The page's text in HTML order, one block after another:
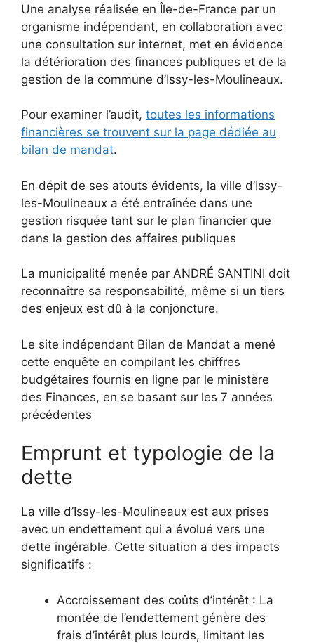
Une analyse réalisée en Île-de-France par un
organisme indépendant, en collaboration avec
une consultation sur internet, met en évidence
la détérioration des finances publiques et de la
gestion de la commune d’Issy-les-Moulineaux.
Pour examiner l’audit, toutes les informations
financières se trouvent sur la page dédiée au
bilan de mandat.
En dépit de ses atouts évidents, la ville d’Issy-
les-Moulineaux a été entraînée dans une
gestion risquée tant sur le plan financier que
dans la gestion des affaires publiques
La municipalité menée par ANDRÉ SANTINI doit
reconnaître sa responsabilité, même si un tiers
des enjeux est dû à la conjoncture.
Le site indépendant Bilan de Mandat a mené
cette enquête en compilant les chiffres
budgétaires fournis en ligne par le ministère
des Finances, en se basant sur les 7 années
précédentes
Emprunt et typologie de la
dette
La ville d’Issy-les-Moulineaux est aux prises
avec un endettement qui a évolué vers une
dette ingérable. Cette situation a des impacts
significatifs :
Accroissement des coûts d’intérêt : La
montée de l’endettement génère des
frais d’intérêt plus lourds, limitant les